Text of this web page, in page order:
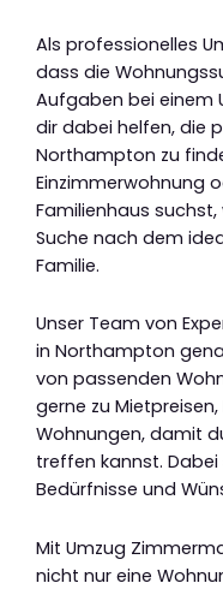
Als professionelles
dass die
Aufgaben bei einem
dir dabei helfen, die
Northampton zu
Einzimmerwohnung
Familienhaus
Suche nach dem
Familie.
Unser Team von
in Northampton
von passenden
gerne zu
Wohnungen, damit
treffen kannst.
Bedürfnisse und
Mit Umzug
nicht nur eine